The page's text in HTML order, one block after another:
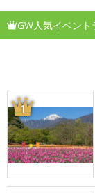
GW人気イベント
1